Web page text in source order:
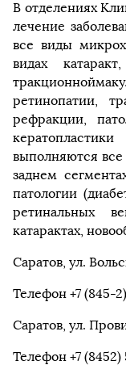
В отделениях
лечение
все виды
видах
ретинопатии,
рефракции,
выполняются
заднем
патологии
ретинальных
катарактах,
Саратов, ул.
Телефон +7 (845-
Саратов, ул.
Телефон +7